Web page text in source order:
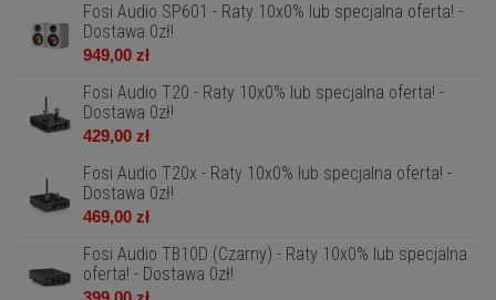
Fosi Audio SP601 - Raty 10x0% lub specjalna oferta! -
Dostawa 0zł!
949,00 zł
Fosi Audio T20 - Raty 10x0% lub specjalna oferta! -
Dostawa 0zł!
429,00 zł
Fosi Audio T20x - Raty 10x0% lub specjalna oferta! -
Dostawa 0zł!
469,00 zł
Fosi Audio TB10D (Czarny) - Raty 10x0% lub specjalna
oferta! - Dostawa 0zł!